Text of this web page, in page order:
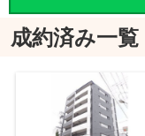
成約済み一覧